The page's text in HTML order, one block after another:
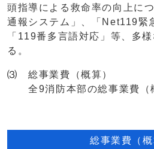
頭指導による救命率の向上に
通報システム」、「Net119緊
「119番多言語対応」等、多
る。
⑶ 総事業費（概算）
全9消防本部の総事業費（
総事業費（概